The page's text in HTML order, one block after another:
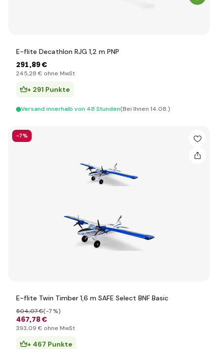
E-flite Decathlon RJG 1,2 m PNP
291,89 €
245,28 € ohne MwSt
+ 291 Punkte
Versand innerhalb von 48 Stunden(Bei Ihnen 14.08.)
-7%
E-flite Twin Timber 1,6 m SAFE Select BNF Basic
467,78 €
504,07 €(-7 %)
393,09 € ohne MwSt
+ 467 Punkte